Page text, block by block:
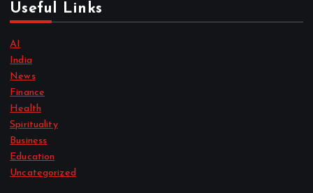
Useful Links
AI
India
News
Finance
Health
Spirituality
Business
Education
Uncategorized